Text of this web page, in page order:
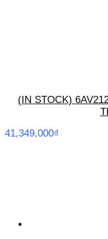
(IN STOCK)
41,349,000₫